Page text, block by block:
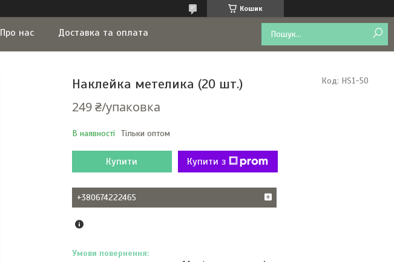
Кошик
Про нас Доставка та оплата
Наклейка метелика (20 шт.)
249 ₴/упаковка
В наявності Тільки оптом
Код: HS1-50
Купити Купити з
+380674222465